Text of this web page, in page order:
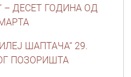
– ДЕСЕТ ГОДИНА ОД
ШАПТАЧА“ 29.
ПОЗОРИШТА